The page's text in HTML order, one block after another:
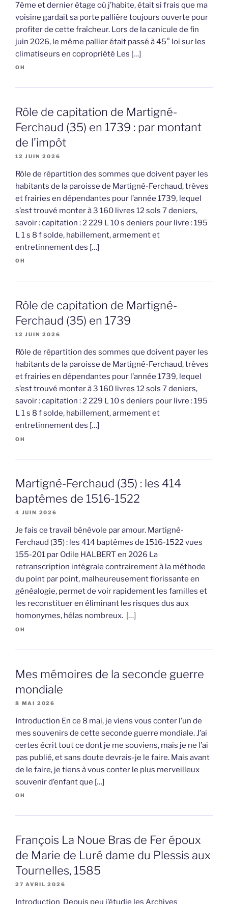
7ème et dernier étage où j’habite, était si frais que ma
voisine gardait sa porte pallière toujours ouverte pour
profiter de cette fraîcheur. Lors de la canicule de fin
juin 2026, le même pallier était passé à 45° loi sur les
climatiseurs en copropriété Les […]
OH
Rôle de capitation de Martigné-
Ferchaud (35) en 1739 : par montant
de l’impôt
12 JUIN 2026
Rôle de répartition des sommes que doivent payer les
habitants de la paroisse de Martigné-Ferchaud, trèves
et frairies en dépendantes pour l’année 1739, lequel
s’est trouvé monter à 3 160 livres 12 sols 7 deniers,
savoir : capitation : 2 229 L 10 s deniers pour livre : 195
L 1 s 8 f solde, habillement, armement et
entretinnement des […]
OH
Rôle de capitation de Martigné-
Ferchaud (35) en 1739
12 JUIN 2026
Rôle de répartition des sommes que doivent payer les
habitants de la paroisse de Martigné-Ferchaud, trèves
et frairies en dépendantes pour l’année 1739, lequel
s’est trouvé monter à 3 160 livres 12 sols 7 deniers,
savoir : capitation : 2 229 L 10 s deniers pour livre : 195
L 1 s 8 f solde, habillement, armement et
entretinnement des […]
OH
Martigné-Ferchaud (35) : les 414
baptêmes de 1516-1522
4 JUIN 2026
Je fais ce travail bénévole par amour. Martigné-
Ferchaud (35) : les 414 baptêmes de 1516-1522 vues
155-201 par Odile HALBERT en 2026 La
retranscription intégrale contrairement à la méthode
du point par point, malheureusement florissante en
généalogie, permet de voir rapidement les familles et
les reconstituer en éliminant les risques dus aux
homonymes, hélas nombreux. […]
OH
Mes mémoires de la seconde guerre
mondiale
8 MAI 2026
Introduction En ce 8 mai, je viens vous conter l’un de
mes souvenirs de cette seconde guerre mondiale. J’ai
certes écrit tout ce dont je me souviens, mais je ne l’ai
pas publié, et sans doute devrais-je le faire. Mais avant
de le faire, je tiens à vous conter le plus merveilleux
souvenir d’enfant que […]
OH
François La Noue Bras de Fer époux
de Marie de Luré dame du Plessis aux
Tournelles, 1585
27 AVRIL 2026
Introduction Depuis peu j’étudie les Archives